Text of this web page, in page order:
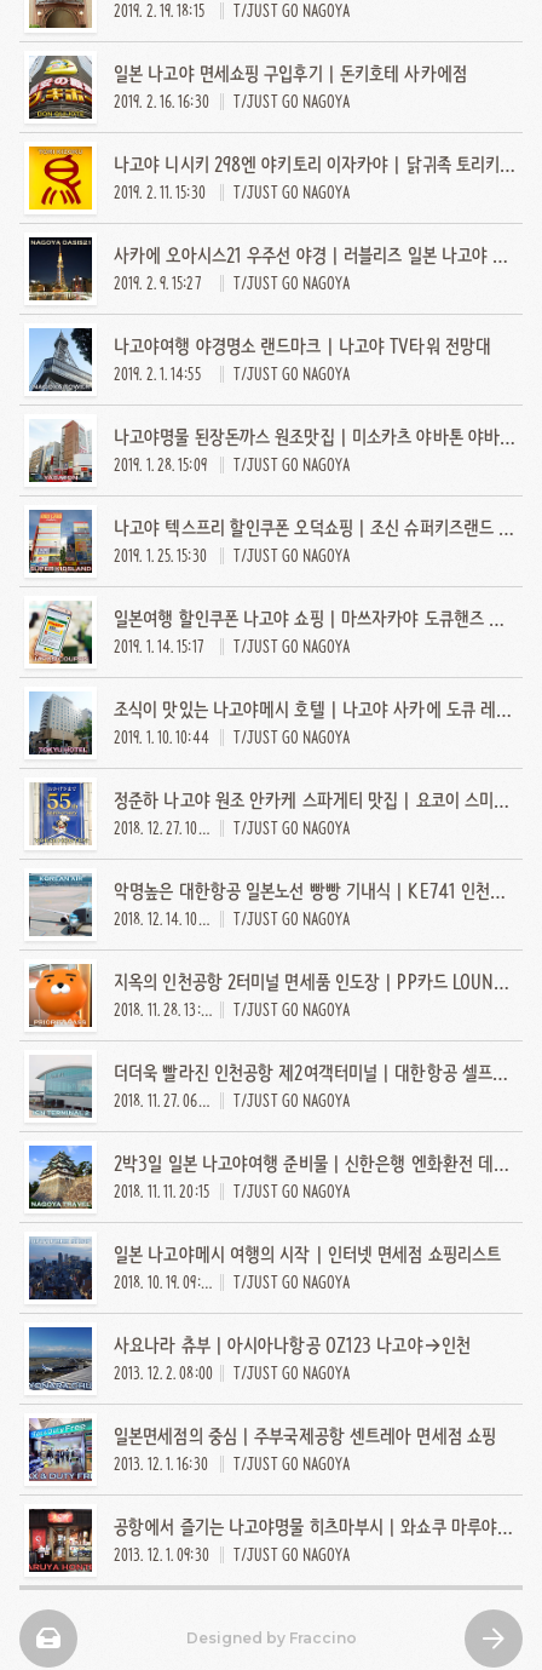
2019. 2. 19. 18:15 T/JUST GO NAGOYA
일본 나고야 면세쇼핑 구입후기 | 돈키호테 사카에점
2019. 2. 16. 16:30 T/JUST GO NAGOYA
나고야 니시키 298엔 야키토리 이자카야 | 닭귀족 토리키조쿠
2019. 2. 11. 15:30 T/JUST GO NAGOYA
사카에 오아시스21 우주선 야경 | 러블리즈 일본 나고야 프로모션
2019. 2. 9. 15:27 T/JUST GO NAGOYA
나고야여행 야경명소 랜드마크 | 나고야 TV타워 전망대
2019. 2. 1. 14:55 T/JUST GO NAGOYA
나고야명물 된장돈까스 원조맛집 | 미소카츠 야바톤 야바초본점
2019. 1. 28. 15:09 T/JUST GO NAGOYA
나고야 텍스프리 할인쿠폰 오덕쇼핑 | 조신 슈퍼키즈랜드 오스점
2019. 1. 25. 15:30 T/JUST GO NAGOYA
일본여행 할인쿠폰 나고야 쇼핑 | 마쓰자카야 도큐핸즈 마쓰모토키요시
2019. 1. 14. 15:17 T/JUST GO NAGOYA
조식이 맛있는 나고야메시 호텔 | 나고야 사카에 도큐 레이 호텔
2019. 1. 10. 10:44 T/JUST GO NAGOYA
정준하 나고야 원조 안카케 스파게티 맛집 | 요코이 스미요시본점
2018. 12. 27. 10:30 T/JUST GO NAGOYA
악명높은 대한항공 일본노선 빵빵 기내식 | KE741 인천→나고야
2018. 12. 14. 10:30 T/JUST GO NAGOYA
지옥의 인천공항 2터미널 면세품 인도장 | PP카드 LOUNGE.L 라운지엘
2018. 11. 28. 13:30 T/JUST GO NAGOYA
더더욱 빨라진 인천공항 제2여객터미널 | 대한항공 셀프체크인 셀프수하물수속
2018. 11. 27. 06:30 T/JUST GO NAGOYA
2박3일 일본 나고야여행 준비물 | 신한은행 엔화환전 데이터 포켓와이파이
2018. 11. 11. 20:15 T/JUST GO NAGOYA
일본 나고야메시 여행의 시작 | 인터넷 면세점 쇼핑리스트
2018. 10. 19. 09:49 T/JUST GO NAGOYA
사요나라 츄부 | 아시아나항공 OZ123 나고야→인천
2013. 12. 2. 08:00 T/JUST GO NAGOYA
일본면세점의 중심 | 주부국제공항 센트레아 면세점 쇼핑
2013. 12. 1. 16:30 T/JUST GO NAGOYA
공항에서 즐기는 나고야명물 히츠마부시 | 와쇼쿠 마루야혼텐 센트레아점
2013. 12. 1. 09:30 T/JUST GO NAGOYA
Designed by Fraccino